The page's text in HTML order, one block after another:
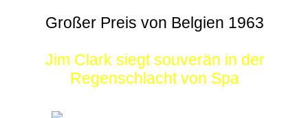
Großer Preis von Belgien 1963
Jim Clark siegt souverän in der
Regenschlacht von Spa